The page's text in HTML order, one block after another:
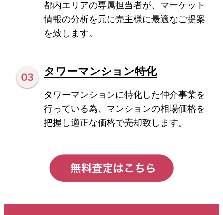
都内エリアの専属担当者が、マーケット
情報の分析を元に売主様に最適なご提案
を致し ます。
タワーマンション特化
タワーマンションに特化した仲介事業を
行っている為、マンションの相場価格を
把握し適正な価格で売却致します。